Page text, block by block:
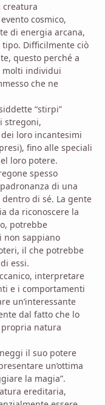
creatura
cosmico,
di energia arcana,
tipo. Difficilmente ciò
questo perché a
molti individui
che ne
“stirpi”
stregoni,
loro incantesimi
fino alle speciali
loro potere.
spesso
di una
di sé. La gente
da riconoscere la
potrebbe
non sappiano
il che potrebbe
essi.
interpretare
e i comportamenti
un’interessante
dal fatto che lo
natura
il suo potere
un’ottima
la magia”.
ereditaria,